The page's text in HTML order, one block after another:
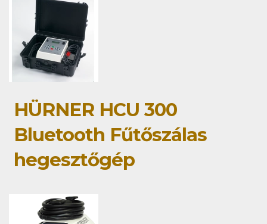
HÜRNER HCU 300
Bluetooth Fűtőszálas
hegesztőgép